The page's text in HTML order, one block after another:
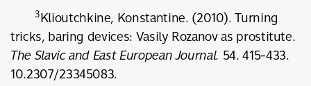
3Klioutchkine, Konstantine. (2010). Turning
tricks, baring devices: Vasily Rozanov as prostitute.
The Slavic and East European Journal. 54. 415-433.
10.2307/23345083.